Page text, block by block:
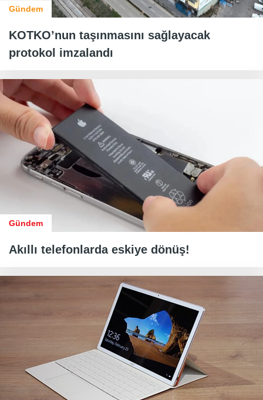
Gündem
KOTKO’nun taşınmasını sağlayacak
protokol imzalandı
Gündem
Akıllı telefonlarda eskiye dönüş!